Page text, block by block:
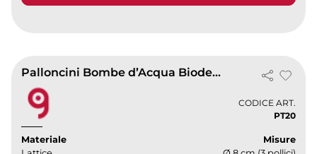
Palloncini Bombe d’Acqua Biodegradabili | Lattice Ø 8 cm
CODICE ART.
PT20
Materiale
Misure